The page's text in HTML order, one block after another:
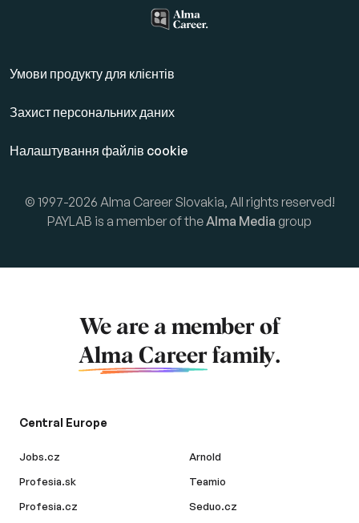
Умови продукту для клієнтів
Захист персональних даних
Налаштування файлів cookie
© 1997-2026 Alma Career Slovakia, All rights reserved!
PAYLAB is a member of the Alma Media group
We are a member of
Alma Career family.
Central Europe
Jobs.cz
Profesia.sk
Profesia.cz
Arnold
Teamio
Seduo.cz